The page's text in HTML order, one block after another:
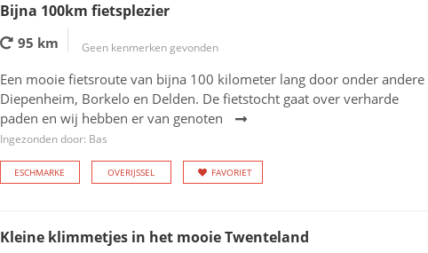
Bijna 100km fietsplezier
95 km Geen kenmerken gevonden
Een mooie fietsroute van bijna 100 kilometer lang door onder andere
Diepenheim, Borkelo en Delden. De fietstocht gaat over verharde
paden en wij hebben er van genoten
Ingezonden door: Bas
ESCHMARKE OVERIJSSEL FAVORIET
Kleine klimmetjes in het mooie Twenteland